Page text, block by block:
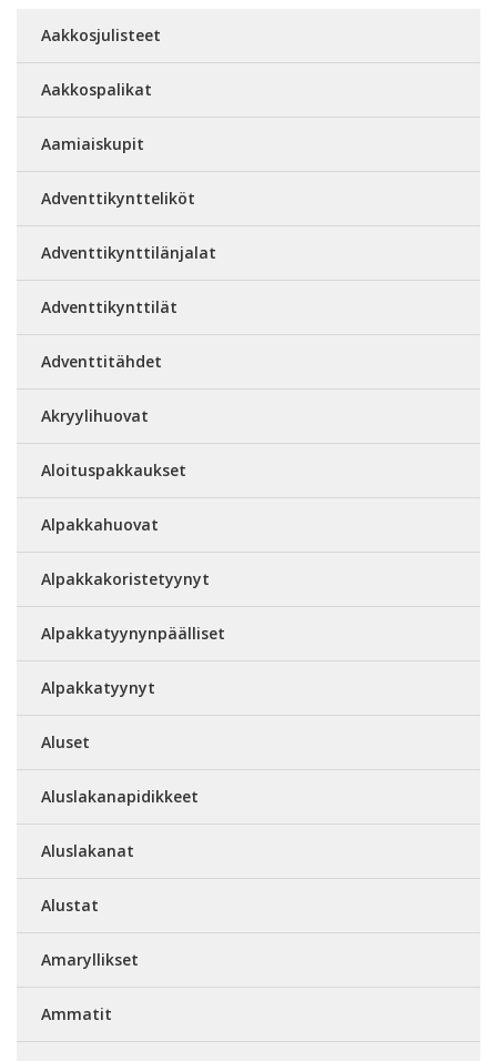
Aakkosjulisteet
Aakkospalikat
Aamiaiskupit
Adventtikyntteliköt
Adventtikynttilänjalat
Adventtikynttilät
Adventtitähdet
Akryylihuovat
Aloituspakkaukset
Alpakkahuovat
Alpakkakoristetyynyt
Alpakkatyynynpäälliset
Alpakkatyynyt
Aluset
Aluslakanapidikkeet
Aluslakanat
Alustat
Amaryllikset
Ammatit